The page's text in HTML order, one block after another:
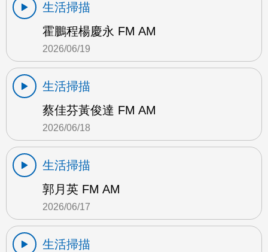
生活掃描
霍鵬程楊慶永 FM AM
2026/06/19
生活掃描
蔡佳芬黃俊達 FM AM
2026/06/18
生活掃描
郭月英 FM AM
2026/06/17
生活掃描